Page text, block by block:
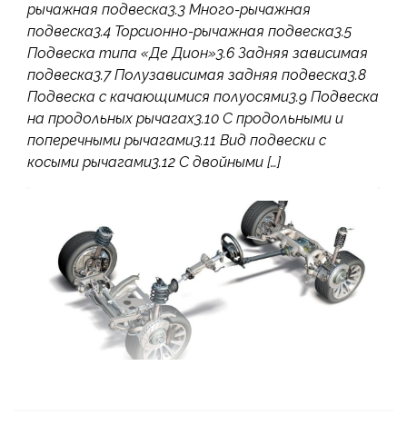
рычажная подвеска3.3 Много-рычажная
подвеска3.4 Торсионно-рычажная подвеска3.5
Подвеска типа «Де Дион»3.6 Задняя зависимая
подвеска3.7 Полузависимая задняя подвеска3.8
Подвеска с качающимися полуосями3.9 Подвеска
на продольных рычагах3.10 С продольными и
поперечными рычагами3.11 Вид подвески с
косыми рычагами3.12 С двойными […]